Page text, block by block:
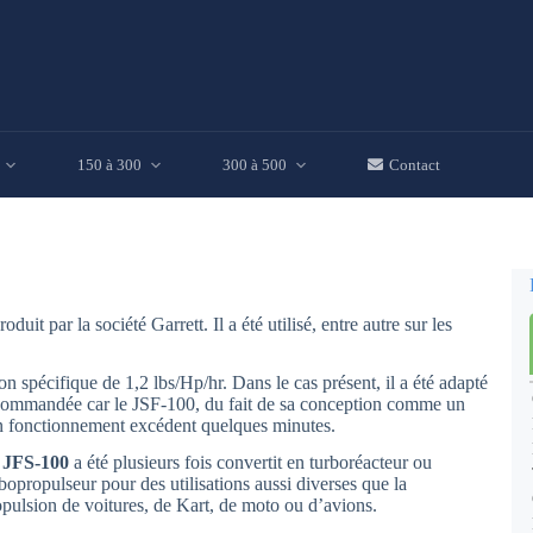
150 à 300 300 à 500 Contact
par la société Garrett. Il a été utilisé, entre autre sur les
de 1,2 lbs/Hp/hr. Dans le cas présent, il a été adapté
car le JSF-100, du fait de sa conception comme un
excédent quelques minutes.
JFS-100 a été plusieurs fois convertit en turboréacteur ou
pour des utilisations aussi diverses que la
de voitures, de Kart, de moto ou d’avions.